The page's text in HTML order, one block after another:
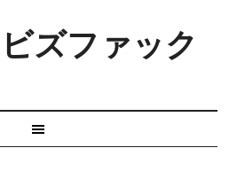
ズファック